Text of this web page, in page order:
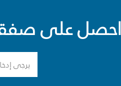
احصل على